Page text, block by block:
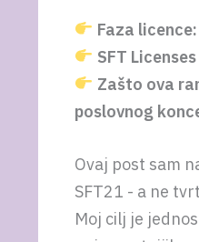
Faza
SFT
Zašto ova
poslovnog
Ovaj post sam
SFT21 - a ne
Moj cilj je